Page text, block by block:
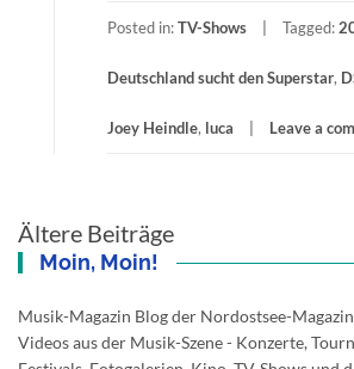
Posted in:TV-Shows Tagged:
Deutschland sucht den Superstar,
Joey Heindle, luca Leave a
Beitragsnavigation
Ältere Beiträge
Moin, Moin!
Musik-Magazin Blog der Nordostsee-
Videos aus der Musik-Szene - Konzerte,